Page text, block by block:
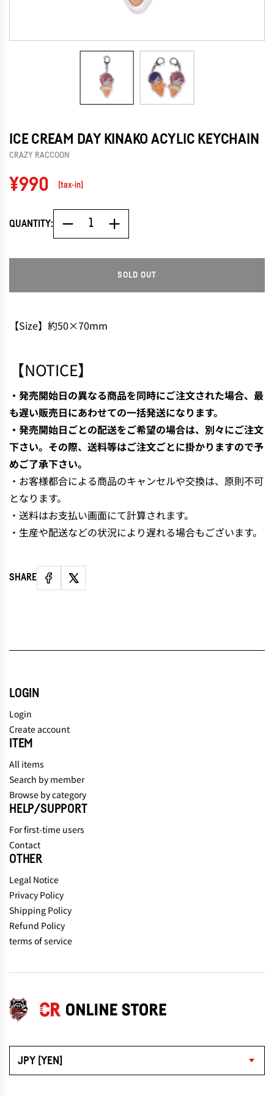
ICE CREAM DAY KINAKO ACYLIC KEYCHAIN
CRAZY RACCOON
Regular
¥990 [tax-in]
QUANTITY:
SOLD OUT
O
.
【Size】約50×70mm
【NOTICE】
・発売開始日の異なる商品を同時にご注文された場合、最
も遅い販売日にあわせての一括発送になります。
・発売開始日ごとの配送をご希望の場合は、別々にご注文
下さい。その際、送料等はご注文ごとに掛かりますので予
めご了承下さい。
・お客様都合による商品のキャンセルや交換は、原則不可
となります。
・送料はお支払い画面にて計算されます。
・生産や配送などの状況により遅れる場合もございます。
SHARE
JPY [YEN]
LOGIN
Login
Create account
ITEM
All items
Search by member
Browse by category
HELP/SUPPORT
For first-time users
Contact
OTHER
Legal Notice
Privacy Policy
Shipping Policy
Refund Policy
terms of service